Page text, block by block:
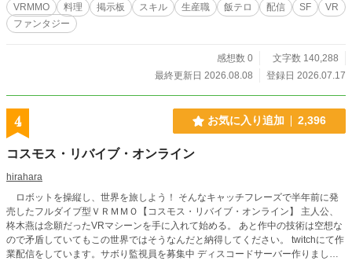
VRMMO 料理 掲示板 スキル 生産職 飯テロ 配信 SF
VR
ファンタジー
感想数 0
文字数 140,288
最終更新日 2026.08.08
登録日 2026.07.17
4 お気に入り追加 2,396
コスモス・リバイブ・オンライン
hirahara
ロボットを操縦し、世界を旅しよう！ そんなキャッチフレーズで半年前に発
売したフルダイブ型ＶＲＭＭＯ【コスモス・リバイブ・オンライン】 主人公、
柊木燕は念願だったVRマシーンを手に入れて始める。 あと作中の技術は空想な
ので矛盾していてもこの世界ではそうなんだと納得してください。 twitchにて作
業配信をしています。サボり監視員を募集中 ディスコードサーバー作りまし